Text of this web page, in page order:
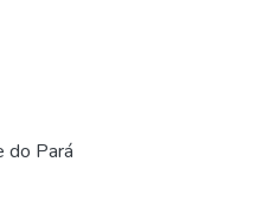
do Pará